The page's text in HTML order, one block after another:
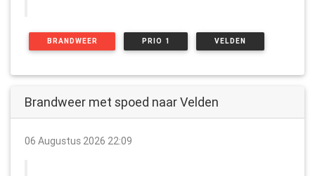
BRANDWEER PRIO 1 VELDEN
Brandweer met spoed naar Velden
06 Augustus 2026 22:09